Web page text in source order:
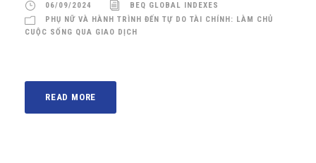
06/09/2024
BEQ GLOBAL INDEXES
PHỤ NỮ VÀ HÀNH TRÌNH ĐẾN TỰ DO TÀI CHÍNH: LÀM CHỦ
CUỘC SỐNG QUA GIAO DỊCH
READ MORE